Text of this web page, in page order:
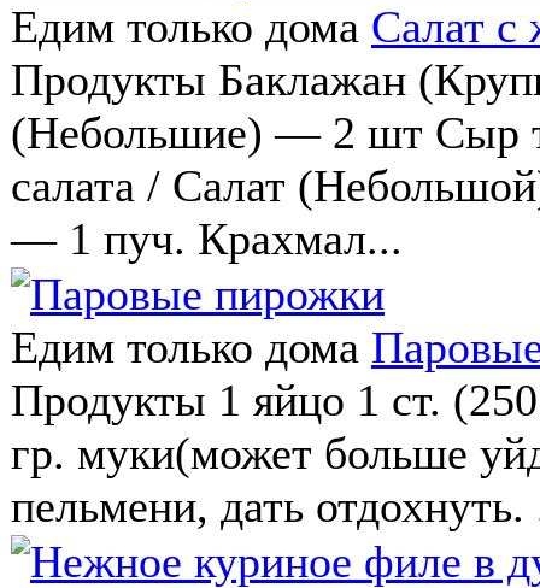
Едим только дома Салат с
Продукты Баклажан
(Небольшие) — 2 шт Сыр
салата / Салат
— 1 пуч. Крахмал...
Едим только дома
Продукты 1 яйцо 1 ст.
гр. муки(может больше
пельмени, дать